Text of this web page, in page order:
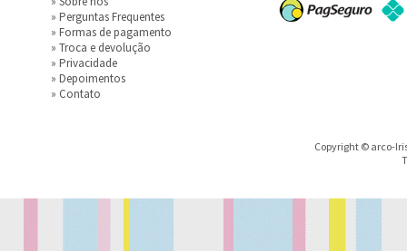
» Perguntas Frequentes
» Formas de pagamento
» Troca e devolução
» Privacidade
» Depoimentos
» Contato
Copyright © arco-